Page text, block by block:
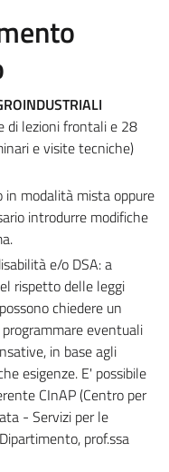
di lezioni frontali e 28
e visite tecniche)
modalità mista oppure
introdurre modifiche
e/o DSA: a
rispetto delle leggi
chiedere un
eventuali
in base agli
esigenze. E' possibile
CInAP (Centro per
- Servizi per le
prof.ssa